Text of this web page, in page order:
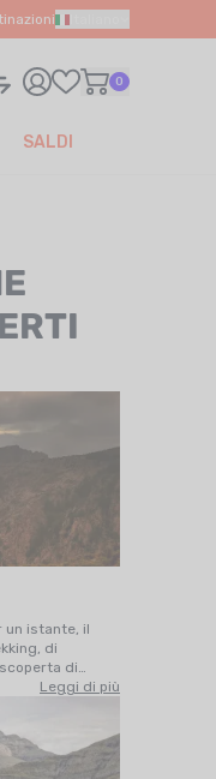
Italiano
0
SALDI
un istante, il
di
di
fai parte di chi si
Leggi di più